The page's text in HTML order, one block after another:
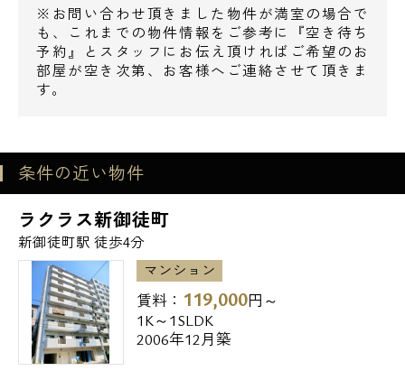
【設備】
オートロック、宅配ボックス、防犯カメラ、
24時間利用可能ゴミ置場
玄関Wロック、TVモニター付きインターホ
焚機能付きバス(1LDKのみ)、シャワートイレ
【周辺施設】
▼スーパー
スーパーヤマザキ三筋店⇒140m
ライフ新御徒町店⇒144m
肉のハナマサ新御徒町店⇒190m
▼コンビニ
ファミリーマート⇒178m
※お問い合わせ頂きました物件が満室の場合で
も、これまでの物件情報をご参考に『空き待ち
予約』とスタッフにお伝え頂ければご希望のお
部屋が空き次第、お客様へご連絡させて頂きま
す。
条件の近い物件
ラクラス新御徒町
新御徒町駅 徒歩4分
マンション
賃料： 119,000円～
1K～1SLDK
2006年12月築
電話でお問い合わせ
営業時間 10：00～18：00
メールでお問い合わせ
お問い合わせ